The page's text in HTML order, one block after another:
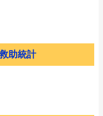
助統計